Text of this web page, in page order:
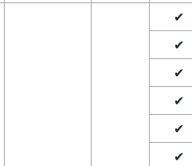
✔
✔
✔
✔
✔
✔